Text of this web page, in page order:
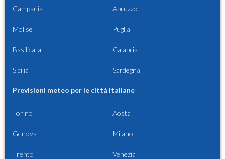
Campania Abruzzo
Molise Puglia
Basilicata Calabria
Sicilia Sardegna
Previsioni meteo per le città italiane
Torino Aosta
Genova Milano
Trento Venezia